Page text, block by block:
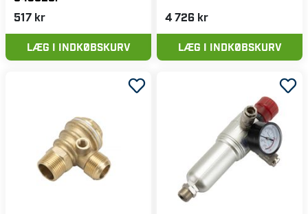
517 kr
LÆG I INDKØBSKURV
4 726 kr
LÆG I INDKØBSKURV